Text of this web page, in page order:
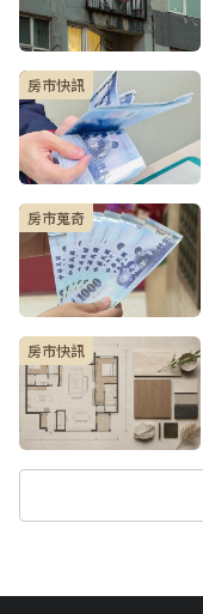
房市快訊
房市蒐奇
房市快訊